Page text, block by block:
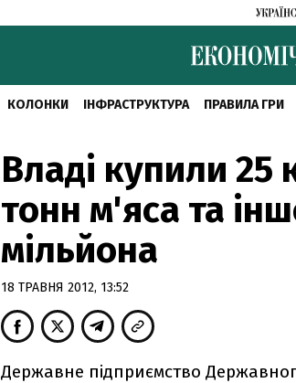
КОЛОНКИ ІНФРАСТРУКТУРА ПРАВИЛА ГРИ
Владі купили 25
тонн м'яса та
мільйона
18 ТРАВНЯ 2012, 13:52
Державне підприємство